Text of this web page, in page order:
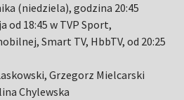
(niedziela), godzina 20:45
od 18:45 w TVP Sport,
Smart TV, HbbTV, od 20:25
Grzegorz Mielcarski
Chylewska